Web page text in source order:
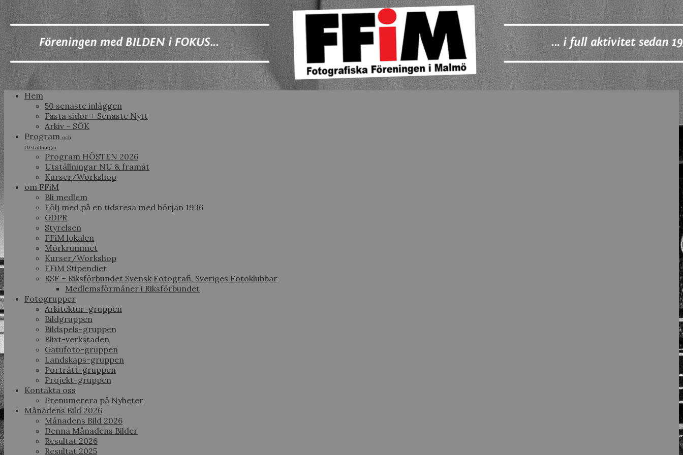
Hem
50 senaste inläggen
Fasta sidor + Senaste Nytt
Arkiv – SÖK
Program och
Utställningar
Program HÖSTEN 2026
Utställningar NU & framåt
Kurser/Workshop
om FFiM
Bli medlem
Följ med på en tidsresa med början 1936
GDPR
Styrelsen
FFiM lokalen
Mörkrummet
Kurser/Workshop
FFiM Stipendiet
RSF – Riksförbundet Svensk Fotografi, Sveriges Fotoklubbar
Medlemsförmåner i Riksförbundet
Fotogrupper
Arkitektur-gruppen
Bildgruppen
Bildspels-gruppen
Blixt-verkstaden
Gatufoto-gruppen
Landskaps-gruppen
Porträtt-gruppen
Projekt-gruppen
Kontakta oss
Prenumerera på Nyheter
Månadens Bild 2026
Månadens Bild 2026
Denna Månadens Bilder
Resultat 2026
Resultat 2025